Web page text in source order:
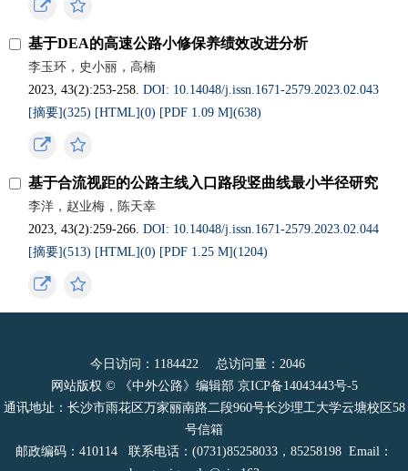
基于DEA的高速公路小修保养绩效改进分析
李玉环，史小丽，高楠
2023, 43(2):253-258.DOI: 10.14048/j.issn.1671‐2579.2023.02.043
[摘要](325) [HTML](0) [PDF 1.09 M](638)
基于合流视距的公路主线入口路段竖曲线最小半径研究
李洋，赵业梅，陈天幸
2023, 43(2):259-266.DOI: 10.14048/j.issn.1671‐2579.2023.02.044
[摘要](513) [HTML](0) [PDF 1.25 M](1204)
今日访问： 1184422 总访问量： 2046
网站版权 © 《中外公路》编辑部 京ICP备14043443号-5
通讯地址：长沙市雨花区万家丽南路二段960号长沙理工大学云塘校区58
号信箱
邮政编码：410114 联系电话：(0731)85258033，85258198 Email：